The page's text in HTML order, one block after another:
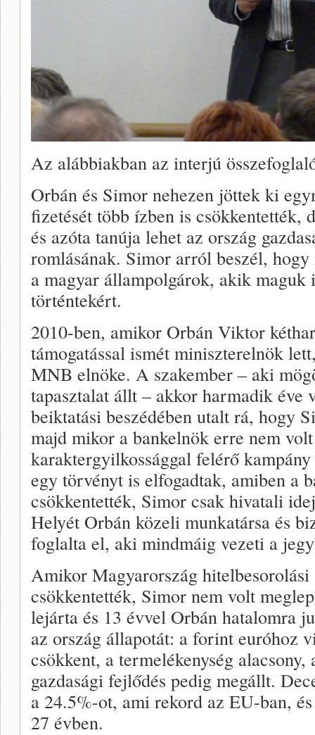
Az alábbiakban az interjú
Orbán és Simor nehezen jöttek ki
fizetését több ízben is
és azóta tanúja lehet az ország
romlásának. Simor arról beszél,
a magyar állampolgárok, akik maguk
történtekért.
2010-ben, amikor Orbán Viktor
támogatással ismét miniszterelnök
MNB elnöke. A szakember – aki
tapasztalat állt – akkor harmadik éve
beiktatási beszédében utalt rá, hogy
majd mikor a bankelnök erre nem
karaktergyilkossággal felérő
egy törvényt is elfogadtak, amiben a
csökkentették, Simor csak hivatali
Helyét Orbán közeli munkatársa és
foglalta el, aki mindmáig vezeti a
Amikor Magyarország
csökkentették, Simor nem volt
lejárta és 13 évvel Orbán hatalomra
az ország állapotát: a forint euróhoz
csökkent, a termelékenység
gazdasági fejlődés pedig megállt.
a 24.5%-ot, ami rekord az EU-ban,
27 évben.